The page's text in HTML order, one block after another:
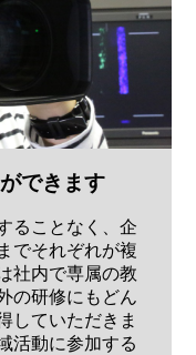
できます
ることなく、企
でそれぞれが複
社内で専属の教
の研修にもどん
していただきま
活動に参加する